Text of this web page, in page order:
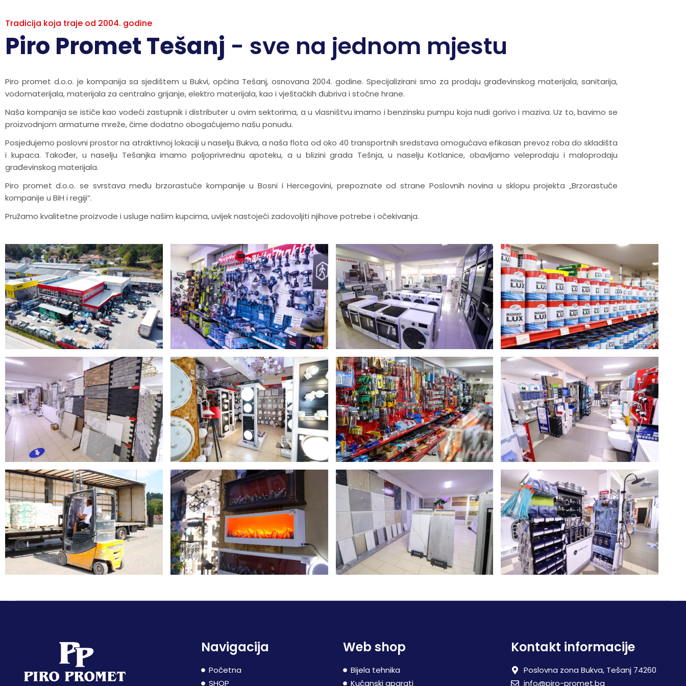
Tradicija koja traje od 2004. godine
Piro Promet Tešanj - sve na jednom mjestu
Piro promet d.o.o. je kompanija sa sjedištem u Bukvi, općina Tešanj, osnovana 2004. godine. Specijalizirani smo za prodaju građevinskog materijala, sanitarija,
vodomaterijala, materijala za centralno grijanje, elektro materijala, kao i vještačkih đubriva i stočne hrane.
Naša kompanija se ističe kao vodeći zastupnik i distributer u ovim sektorima, a u vlasništvu imamo i benzinsku pumpu koja nudi gorivo i maziva. Uz to, bavimo se
proizvodnjom armaturne mreže, čime dodatno obogaćujemo našu ponudu.
Posjedujemo poslovni prostor na atraktivnoj lokaciji u naselju Bukva, a naša flota od oko 40 transportnih sredstava omogućava efikasan prevoz roba do skladišta
i kupaca. Također, u naselju Tešanjka imamo poljoprivrednu apoteku, a u blizini grada Tešnja, u naselju Kotlanice, obavljamo veleprodaju i maloprodaju
građevinskog materijala.
Piro promet d.o.o. se svrstava među brzorastuće kompanije u Bosni i Hercegovini, prepoznate od strane Poslovnih novina u sklopu projekta „Brzorastuće
kompanije u BiH i regiji“.
Pružamo kvalitetne proizvode i usluge našim kupcima, uvijek nastojeći zadovoljiti njihove potrebe i očekivanja.
Navigacija
Početna
SHOP
Web shop
Bijela tehnika
Kućanski aparati
Kontakt informacije
Poslovna zona Bukva, Tešanj 74260
info@piro-promet.ba